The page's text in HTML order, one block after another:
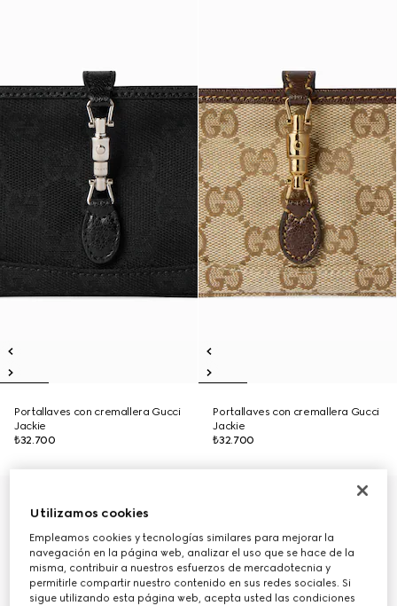
Portallaves con cremallera Gucci
Jackie
₺32.700
Portallaves con cremallera Gucci
Jackie
₺32.700
Utilizamos cookies
Empleamos cookies y tecnologías similares para mejorar la
navegación en la página web, analizar el uso que se hace de la
misma, contribuir a nuestros esfuerzos de mercadotecnia y
permitirle compartir nuestro contenido en sus redes sociales. Si
sigue utilizando esta página web, acepta usted las condiciones